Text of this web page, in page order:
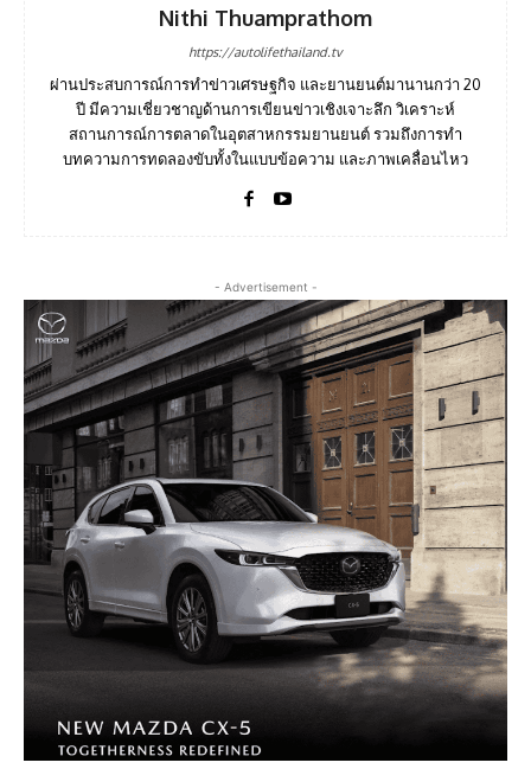
Nithi Thuamprathom
https://autolifethailand.tv
ผ่านประสบการณ์การทำข่าวเศรษฐกิจ และยานยนต์มานานกว่า 20
ปี มีความเชี่ยวชาญด้านการเขียนข่าวเชิงเจาะลึก วิเคราะห์
สถานการณ์การตลาดในอุตสาหกรรมยานยนต์ รวมถึงการทำ
บทความการทดลองขับทั้งในแบบข้อความ และภาพเคลื่อนไหว
- Advertisement -